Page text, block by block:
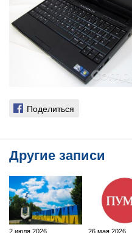
Поделиться
Другие записи
2 июля 2026 26 мая 2026